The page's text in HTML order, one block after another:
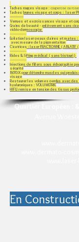
Taches rouges visage : couperose ou
Taches brunes visage et corps : laser
--------------​
Verrues et excroissances visage et
Grains de beauté - enlèvement sans
vidéo-dermoscopie
-----------------
Epilation laser peaux claires et mates :
avec mesure de la pigmentaiton
Cicatrices : laser FRACTIONNE (
-----------------
Rides & lifting médical ( sans bistouri )
-----------------
Injections de fillers sous échographie
sécurité
B0T0X pour détendre muscles qui
visage
Restaurer les volumes perdus avec
hyaluroniques​ : VOLUMETRIE
HIFU remise en tension des tissus
Quartier Européen
En